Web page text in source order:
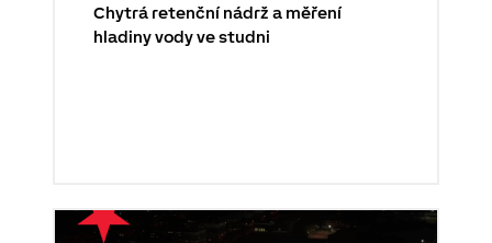
Chytrá retenční nádrž a měření
hladiny vody ve studni